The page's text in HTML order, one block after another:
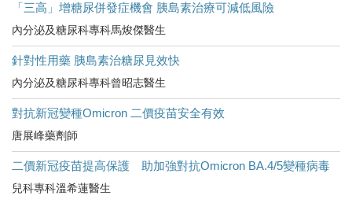
「三高」增糖尿併發症機會 胰島素治療可減低風險
內分泌及糖尿科專科馬焌傑醫生
針對性用藥 胰島素治糖尿見效快
內分泌及糖尿科專科曾昭志醫生
對抗新冠變種Omicron 二價疫苗安全有效
唐展峰藥劑師
二價新冠疫苗提高保護 助加強對抗Omicron BA.4/5變種病毒
兒科專科溫希蓮醫生